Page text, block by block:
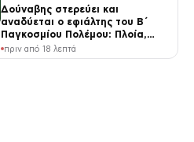
Δούναβης στερεύει και
αναδύεται ο εφιάλτης του Β΄
Παγκοσμίου Πολέμου: Πλοία,
στρατιωτική μοτοσικλέτα και
βόμβα 700 κιλών
πριν από 18 λεπτά